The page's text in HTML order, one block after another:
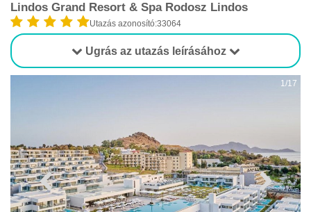
Lindos Grand Resort & Spa Rodosz Lindos
Utazás azonosító:33064
Ugrás az utazás leírásához
1/17